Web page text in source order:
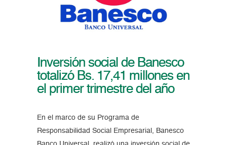
Inversión social de Banesco
totalizó Bs. 17,41 millones en
el primer trimestre del año
En el marco de su Programa de
Responsabilidad Social Empresarial, Banesco